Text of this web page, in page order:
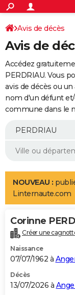
ACTUALITÉS
Politique
Société
Faits Divers
Education
Monde
Villes
+
SPORT
Coupe du monde
Football
Tennis
Cyclisme
Rugby
Forum
Programme TV
TNT
Streaming
Cinéma
Sorties cinéma
Musique
+
FINANCE
Retraite
Epargne
Immobilier
Risques naturels par
Banque
Assurance
AUTO
Essais
Réserver un essai
Citadines
Berlines
SUV
Forum auto
+
Mobiles
Meilleur smartphone
Internet
Ordinateurs
Jeux vidéo
Guide high-tech
Aménagement intérieur
LIFESTYLE
Art de vivre
Bien-être
Loisirs
Mode
Modes de vie
Alimentation
Guide de la santé
Maladies
Médicaments
Sommeil
VOYAGE
Destinations
City break
Voyage nature
Voyage de noces
Forum
Climat
+PHOTO
GUIDES D'ACHAT
BONS PLANS
Avis de décès
Avis de
Accédez
PERDRIAU. Vous
avis de décès ou
nom d'un défunt
commune dans le
NOUVEAU :
Linternaute.com
Corinne
Créer une
Naissance
07/07/1962 à
Décès
13/07/2026 à